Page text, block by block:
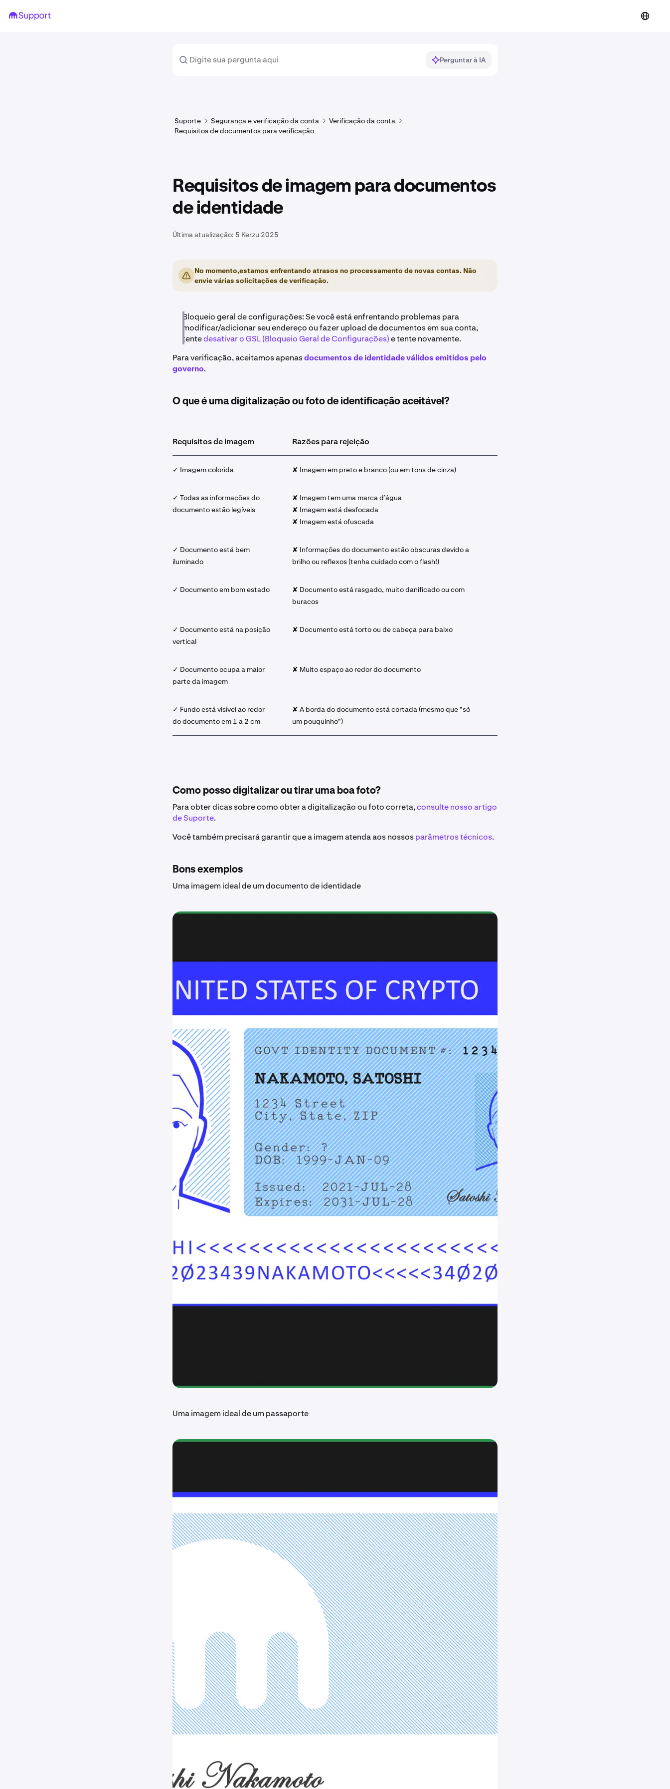
Perguntar à IA
Suporte Segurança e verificação da conta
Verificação da conta
Requisitos de documentos para verificação
Requisitos de imagem para documentos
de identidade
Última atualização: 5 Kerzu 2025
No momento,estamos enfrentando atrasos no processamento de novas contas. Não
envie várias solicitações de verificação.
Bloqueio geral de configurações: Se você está enfrentando problemas para
modificar/adicionar seu endereço ou fazer upload de documentos em sua conta,
tentedesativar o GSL (Bloqueio Geral de Configurações)e tente novamente.
Para verificação, aceitamos apenasdocumentos de identidade válidos emitidos pelo
governo.
O que é uma digitalização ou foto de identificação aceitável?
Requisitos de imagem Razões para rejeição
✓ Imagem colorida ✘ Imagem em preto e branco (ou em tons de cinza)
✓ Todas as informações do
documento estão legíveis
✘ Imagem tem uma marca d’água
✘ Imagem está desfocada
✘ Imagem está ofuscada
✓ Documento está bem
iluminado
✘ Informações do documento estão obscuras devido a
brilho ou reflexos (tenha cuidado com o flash!)
✓ Documento em bom estado
✘ Documento está rasgado, muito danificado ou com
buracos
✓ Documento está na posição
vertical
✘ Documento está torto ou de cabeça para baixo
✓ Documento ocupa a maior
parte da imagem
✘ Muito espaço ao redor do documento
✓ Fundo está visível ao redor
do documento em 1 a 2 cm
✘ A borda do documento está cortada (mesmo que "só
um pouquinho")
Como posso digitalizar ou tirar uma boa foto?
Para obter dicas sobre como obter a digitalização ou foto correta,consulte nosso artigo
de Suporte.
Você também precisará garantir que a imagem atenda aos nossosparâmetros técnicos.
Bons exemplos
Uma imagem ideal de um documento de identidade
Uma imagem ideal de um passaporte